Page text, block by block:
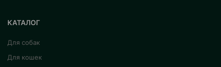
КАТАЛОГ
Для собак
Для кошек